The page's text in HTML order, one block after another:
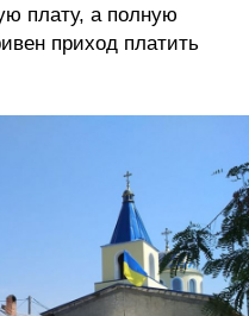
плату, а полную
приход платить